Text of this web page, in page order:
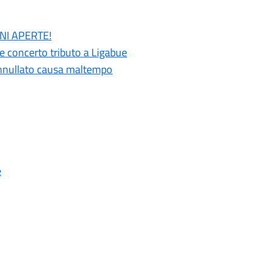
APERTE!
concerto tributo a Ligabue
causa maltempo